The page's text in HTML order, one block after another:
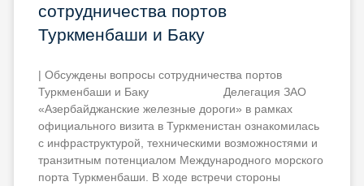
сотрудничества портов
Туркменбаши и Баку
| Обсуждены вопросы сотрудничества портов
Туркменбаши и Баку Делегация ЗАО
«Азербайджанские железные дороги» в рамках
официального визита в Туркменистан ознакомилась
с инфраструктурой, техническими возможностями и
транзитным потенциалом Международного морского
порта Туркменбаши. В ходе встречи стороны